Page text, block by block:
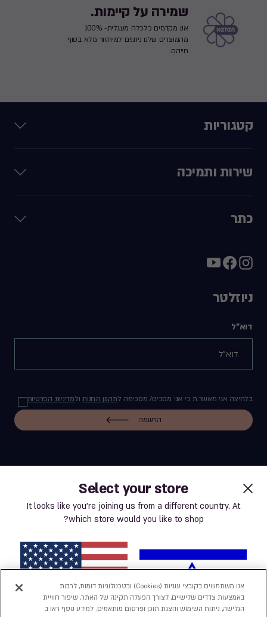
Select your store
It looks like you’re joining us from a different country. At
which store would you like to shop?
שמירה על קיימות.
אנו מקדמים כלכלה מעגלית- 100%
מהמוצרים שלנו ניתנים למיחזור מלא בסוף
חייהם.
קטגוריות
שירות ותמיכה
כתר
ניוזלטר
דוא"ל
בלחיצה אני מאשר.ת כי אני מסכים/ מסכימה לתקנון החנותולמדיניות הפרטיות
הרשמה
label.payment
תנאי שימוש באתר
מדיניות פרטיות
נְגִישׁוּת
אנו משתמשים בקובצי עוגיות (Cookies) ובטכנולוגיות דומות, לרבות
באמצעות צדדים שלישיים, לצורך הפעלה תקינה של האתר, שיפור חוויית
הגלישה, ניתוח השימוש והצגת תוכן ופרסום מותאמים. למידע נוסף ראו ב